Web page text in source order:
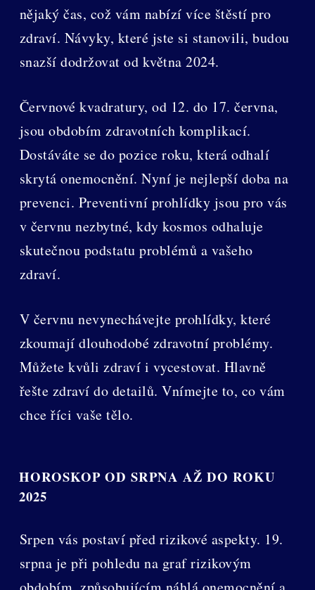
nějaký čas, což vám nabízí více štěstí pro
zdraví. Návyky, které jste si stanovili, budou
snazší dodržovat od května 2024.
Červnové kvadratury, od 12. do 17. června,
jsou obdobím zdravotních komplikací.
Dostáváte se do pozice roku, která odhalí
skrytá onemocnění. Nyní je nejlepší doba na
prevenci. Preventivní prohlídky jsou pro vás
v červnu nezbytné, kdy kosmos odhaluje
skutečnou podstatu problémů a vašeho
zdraví.
V červnu nevynechávejte prohlídky, které
zkoumají dlouhodobé zdravotní problémy.
Můžete kvůli zdraví i vycestovat. Hlavně
řešte zdraví do detailů. Vnímejte to, co vám
chce říci vaše tělo.
HOROSKOP OD SRPNA AŽ DO ROKU
2025
Srpen vás postaví před rizikové aspekty. 19.
srpna je při pohledu na graf rizikovým